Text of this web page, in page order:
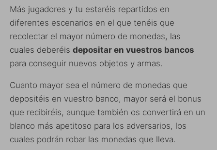
Más jugadores y tu estaréis repartidos en
diferentes escenarios en el que tenéis que
recolectar el mayor número de monedas, las
cuales deberéis depositar en vuestros bancos
para conseguir nuevos objetos y armas.
Cuanto mayor sea el número de monedas que
depositéis en vuestro banco, mayor será el bonus
que recibiréis, aunque también os convertirá en un
blanco más apetitoso para los adversarios, los
cuales podrán robar las monedas que lleva.